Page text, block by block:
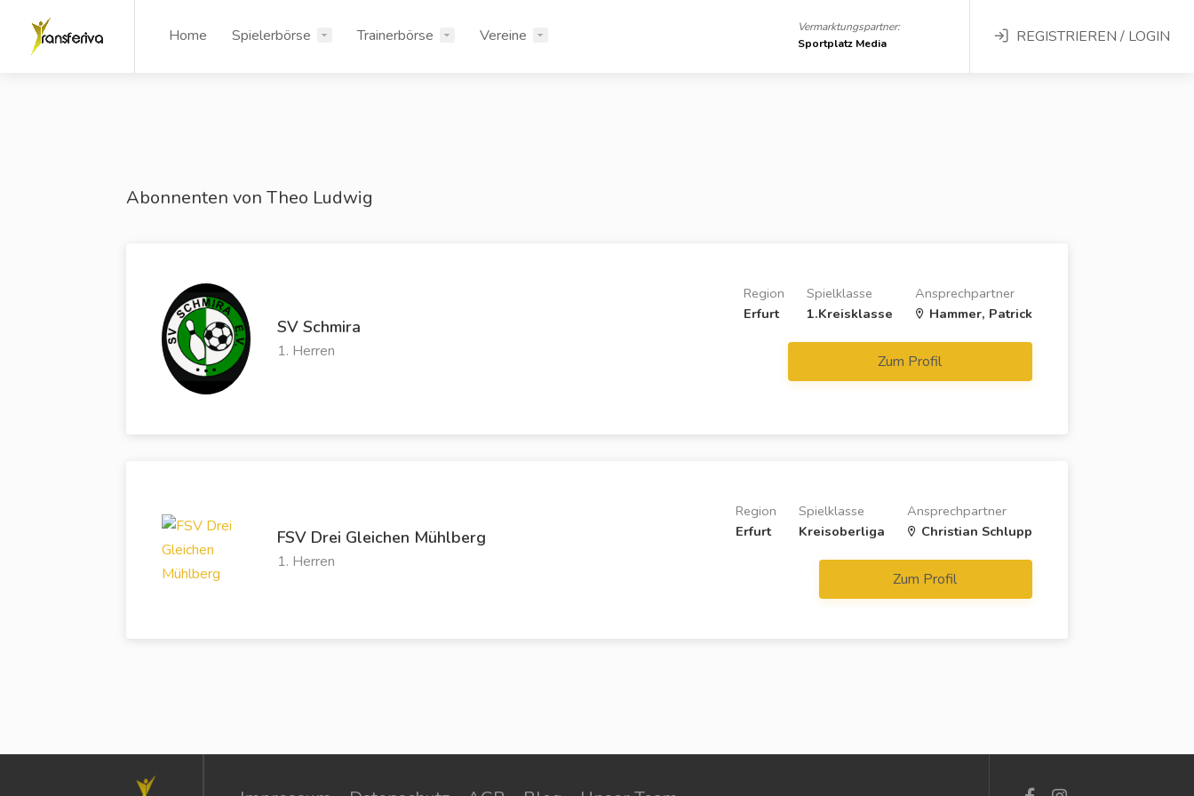
Home Spielerbörse Trainerbörse Vereine
Vermarktungspartner:
Sportplatz Media
REGISTRIEREN / LOGIN
Abonnenten von Theo Ludwig
SV Schmira
1. Herren
Ansprechpartner
Hammer, Patrick
Spielklasse
1.Kreisklasse
Region
Erfurt
Zum Profil
FSV Drei Gleichen Mühlberg
1. Herren
Ansprechpartner
Christian Schlupp
Spielklasse
Kreisoberliga
Region
Erfurt
Zum Profil